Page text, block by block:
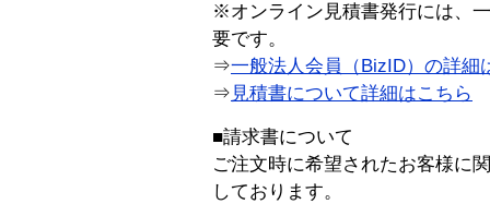
※オンライン見積書発行には、
要です。
⇒一般法人会員（BizID）の詳細
⇒ 見積書について詳細はこちら
■請求書について
ご注文時に希望されたお客様に
しております。